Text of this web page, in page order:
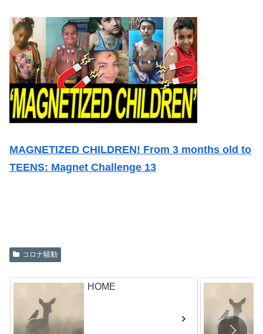
MAGNETIZED CHILDREN! From 3 months old to
TEENS: Magnet Challenge 13
コロナ騒動
HOME